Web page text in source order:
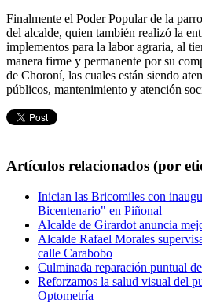
Finalmente el Poder Popular de la
del alcalde, quien también realizó la
implementos para la labor agraria, al
manera firme y permanente por su
de Choroní, las cuales están siendo
públicos, mantenimiento y atención
Artículos relacionados (por
Inician las Bricomiles con
Bicentenario" en Piñonal
Alcalde de Girardot anuncia
Alcalde Rafael Morales
calle Carabobo
Culminada reparación puntual
Reforzamos la salud visual del
Optometría